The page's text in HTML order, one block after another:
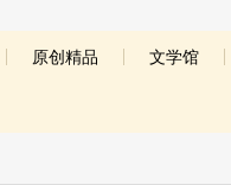
原创精品 文学馆